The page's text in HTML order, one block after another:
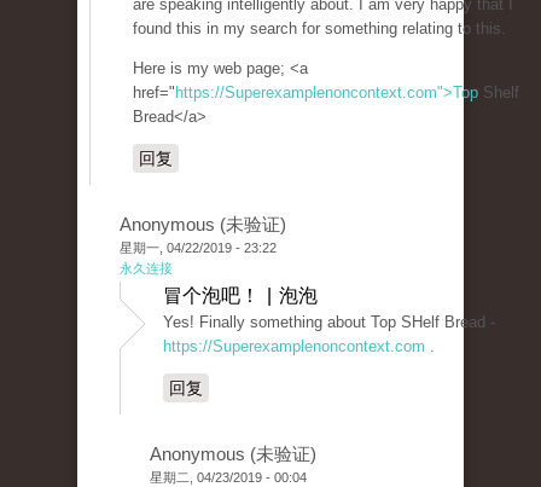
are speaking intelligently about. I am very happy that I
found this in my search for something relating to this.
Here is my web page; <a
href=" https://Superexamplenoncontext.com">Top Shelf
Bread</a>
回复
Anonymous (未验证)
星期一, 04/22/2019 - 23:22
永久连接
冒个泡吧！ | 泡泡
Yes! Finally something about Top SHelf Bread -
https://Superexamplenoncontext.com .
回复
Anonymous (未验证)
星期二, 04/23/2019 - 00:04